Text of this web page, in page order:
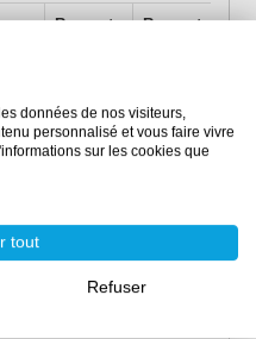
Rapport
Rapport
Poids Volume
100:30 100:37
données de nos visiteurs,
personnalisé et vous faire vivre
sur les cookies que
tout
Refuser